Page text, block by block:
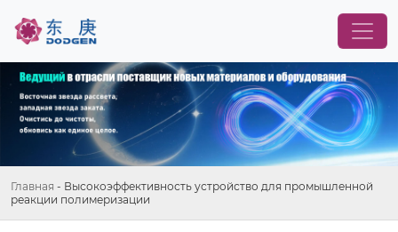
Главная - Высокоэффективность устройство для промышленной
реакции полимеризации